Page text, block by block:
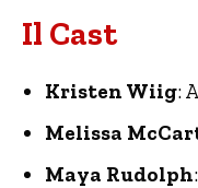
Il Cast
Kristen Wiig:
Melissa
Maya Rudolph